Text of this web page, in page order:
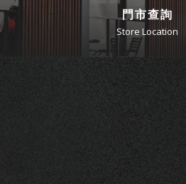
門市查詢
Store Location